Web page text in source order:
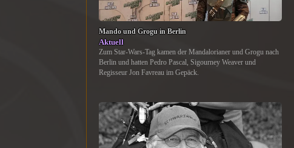
Mando und Grogu in Berlin
Aktuell
Zum Star-Wars-Tag kamen der Mandalorianer und Grogu nach
Berlin und hatten Pedro Pascal, Sigourney Weaver und
Regisseur Jon Favreau im Gepäck.